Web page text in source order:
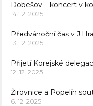
Dobešov – koncert v
14. 12. 2025
Předvánoční čas v
13. 12. 2025
Přijetí Korejské
12. 12. 2025
Žirovnice a Popelín
6. 12. 2025